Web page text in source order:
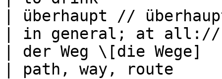
| überhaupt //
| in general; at
| der Weg \[die Wege]
| path, way, route